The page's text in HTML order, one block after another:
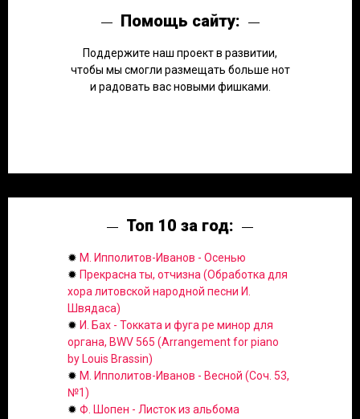
Помощь сайту:
Поддержите наш проект в развитии,
чтобы мы смогли размещать больше нот
и радовать вас новыми фишками.
Топ 10 за год:
✹ М. Ипполитов-Иванов - Осенью
✹ Прекрасна ты, отчизна (Обработка для
хора литовской народной песни И.
Швядаса)
✹ И. Бах - Токката и фуга ре минор для
органа, BWV 565 (Arrangement for piano
by Louis Brassin)
✹ М. Ипполитов-Иванов - Весной (Соч. 53,
№1)
✹ Ф. Шопен - Листок из альбома